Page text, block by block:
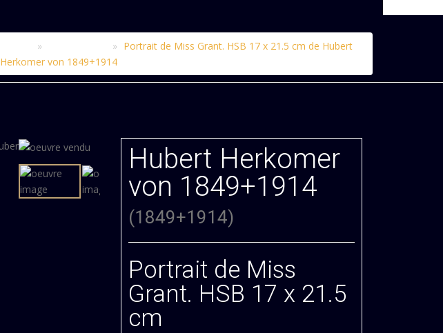
Portrait de Miss Grant. HSB 17 x 21.5 cm de Hubert
Herkomer von 1849+1914
Hubert Herkomer
von 1849+1914
(1849+1914)
Portrait de Miss
Grant. HSB 17 x 21.5
cm